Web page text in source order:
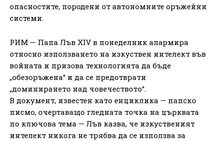
опасностите, породени от автономните оръжейни
системи.
РИМ — Папа Лъв XIV в понеделник алармира
относно използването на изкуствен интелект във
войната и призова технологията да бъде
„обезоръжена“ и да се предотврати
„доминирането над човечеството“.
В документ, известен като енциклика — папско
писмо, очертаващо гледната точка на църквата
по ключова тема — Лъв казва, че изкуственият
интелект никога не трябва да се използва за